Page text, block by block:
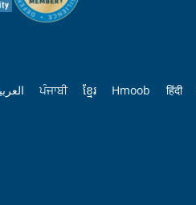
ਪੰਜਾਬੀ ខ្មែរ Hmoob हिंदी